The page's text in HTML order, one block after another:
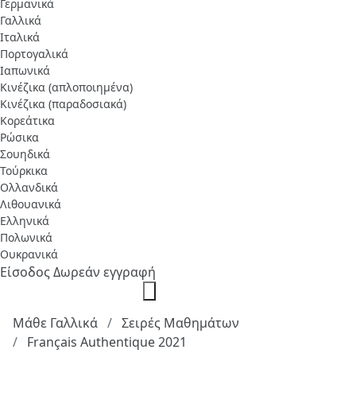
Γερμανικά
Γαλλικά
Ιταλικά
Πορτογαλικά
Ιαπωνικά
Κινέζικα (απλοποιημένα)
Κινέζικα (παραδοσιακά)
Κορεάτικα
Ρώσικα
Σουηδικά
Τούρκικα
Ολλανδικά
Λιθουανικά
Ελληνικά
Πολωνικά
Ουκρανικά
ΕίσοδοςΔωρεάν εγγραφή
Μάθε Γαλλικά
Σειρές Μαθημάτων
Français Authentique 2021